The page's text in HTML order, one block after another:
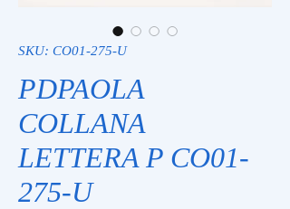
SKU: CO01-275-U
PDPAOLA
COLLANA
LETTERA P CO01-
275-U